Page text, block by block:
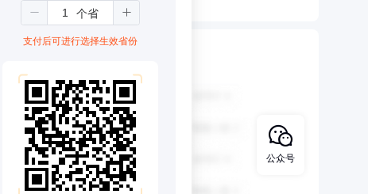
支付后可进行选择生效省份
公众号